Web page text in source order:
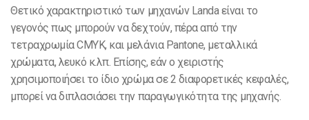
Θετικό χαρακτηριστικό των μηχανών Landa είναι το
γεγονός πως μπορούν να δεχτούν, πέρα από την
τετραχρωμία CMYK, και μελάνια Pantone, μεταλλικά
χρώματα, λευκό κ.λπ. Επίσης, εάν ο χειριστής
χρησιμοποιήσει το ίδιο χρώμα σε 2 διαφορετικές κεφαλές,
μπορεί να διπλασιάσει την παραγωγικότητα της μηχανής.